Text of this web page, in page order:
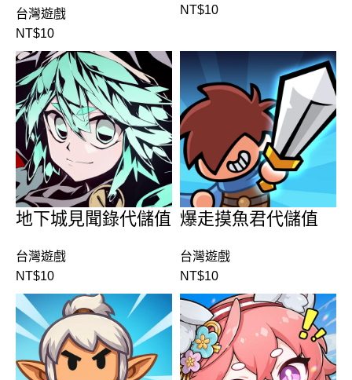
台灣遊戲
NT$10
NT$10
地下城見聞錄代儲值
台灣遊戲
NT$10
爆走摸魚君代儲值
台灣遊戲
NT$10